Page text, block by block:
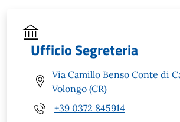
Ufficio Segreteria
Via Camillo Benso Conte di
Volongo (CR)
+39 0372 845914